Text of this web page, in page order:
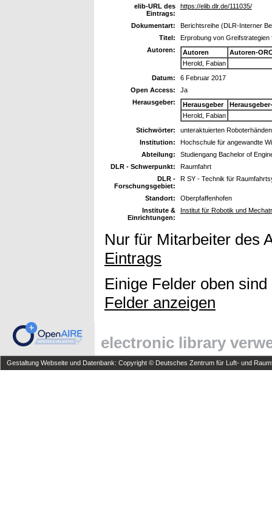
elib-URL des
Eintrags:
https://elib.dlr.de/111035/
Dokumentart:
Berichtsreihe (DLR-Interner
Titel:
Erprobung von
Autoren:
Autoren
Autoren-
Herold, Fabian
Datum:
6 Februar 2017
Open Access:
Ja
Herausgeber:
Herausgeber
Herold, Fabian
Stichwörter:
unteraktuierten
Institution:
Hochschule für angewandte
Abteilung:
Studiengang Bachelor of
DLR - Schwerpunkt:
Raumfahrt
DLR -
Forschungsgebiet:
R SY - Technik für
Standort:
Oberpfaffenhofen
Institute &
Einrichtungen:
Institut für Robotik und
Nur für Mitarbeiter des
Eintrags
Einige Felder oben
Felder anzeigen
electronic library
Gestaltung Webseite und Datenbank: Copyright © Deutsches Zentrum für Luft- und